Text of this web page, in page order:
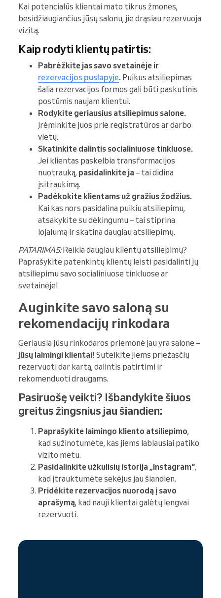
Kai potencialūs klientai mato tikrus žmones,
besidžiaugiančius jūsų salonu, jie drąsiau rezervuoja
vizitą.
Kaip rodyti klientų patirtis:
Pabrėžkite jas savo svetainėje ir
rezervacijos puslapyje. Puikus atsiliepimas
šalia rezervacijos formos gali būti paskutinis
postūmis naujam klientui.
Rodykite geriausius atsiliepimus salone.
Įrėminkite juos prie registratūros ar darbo
vietų.
Skatinkite dalintis socialiniuose tinkluose.
Jei klientas paskelbia transformacijos
nuotrauką, pasidalinkite ja– tai didina
įsitraukimą.
Padėkokite klientams už gražius žodžius.
Kai kas nors pasidalina puikiu atsiliepimu,
atsakykite su dėkingumu – tai stiprina
lojalumą ir skatina daugiau atsiliepimų.
PATARIMAS:Reikia daugiau klientų atsiliepimų?
Paprašykite patenkintų klientų leisti pasidalinti jų
atsiliepimu savo socialiniuose tinkluose ar
svetainėje!
Auginkite savo saloną su
rekomendacijų rinkodara
Geriausia jūsų rinkodaros priemonė jau yra salone –
jūsų laimingi klientai! Suteikite jiems priežasčių
rezervuoti dar kartą, dalintis patirtimi ir
rekomenduoti draugams.
Pasiruošę veikti? Išbandykite šiuos
greitus žingsnius jau šiandien:
Paprašykite laimingo kliento atsiliepimo,
kad sužinotumėte, kas jiems labiausiai patiko
vizito metu.
Pasidalinkite užkulisių istorija „Instagram“,
kad įtrauktumėte sekėjus jau šiandien.
Pridėkite rezervacijos nuorodą į savo
aprašymą, kad nauji klientai galėtų lengvai
rezervuoti.